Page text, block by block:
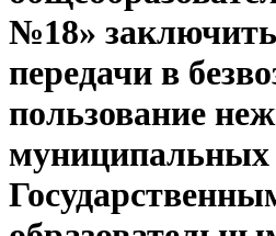
№18» заключить
передачи в
пользование